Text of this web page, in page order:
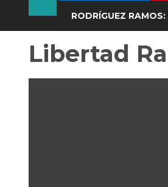
RODRÍGUEZ
Libertad